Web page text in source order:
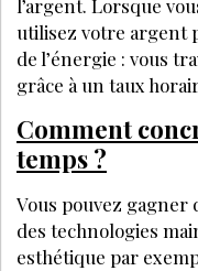
l’argent. Lorsque
utilisez votre argent
de l’énergie : vous
grâce à un taux
Comment
temps ?
Vous pouvez gagner
des technologies
esthétique par